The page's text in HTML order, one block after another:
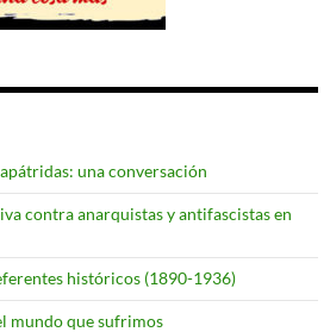
una conversación
contra anarquistas y antifascistas en
históricos (1890-1936)
mundo que sufrimos